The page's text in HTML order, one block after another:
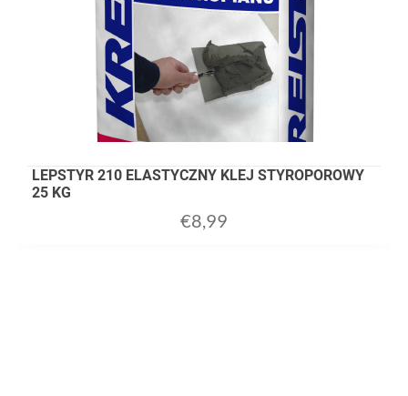
LEPSTYR 210 ELASTYCZNY KLEJ STYROPOROWY
25 KG
€8,99